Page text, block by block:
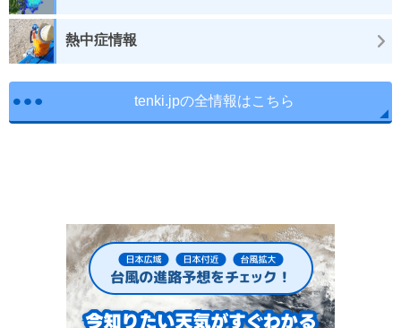
熱中症情報
tenki.jpの全情報はこちら